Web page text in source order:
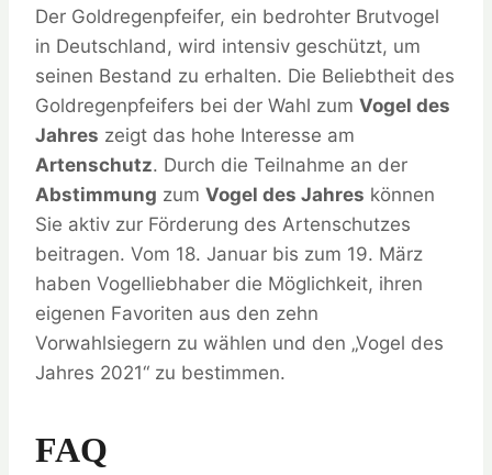
Der Goldregenpfeifer, ein bedrohter Brutvogel
in Deutschland, wird intensiv geschützt, um
seinen Bestand zu erhalten. Die Beliebtheit des
Goldregenpfeifers bei der Wahl zum Vogel des
Jahres zeigt das hohe Interesse am
Artenschutz. Durch die Teilnahme an der
Abstimmung zum Vogel des Jahres können
Sie aktiv zur Förderung des Artenschutzes
beitragen. Vom 18. Januar bis zum 19. März
haben Vogelliebhaber die Möglichkeit, ihren
eigenen Favoriten aus den zehn
Vorwahlsiegern zu wählen und den „Vogel des
Jahres 2021“ zu bestimmen.
FAQ